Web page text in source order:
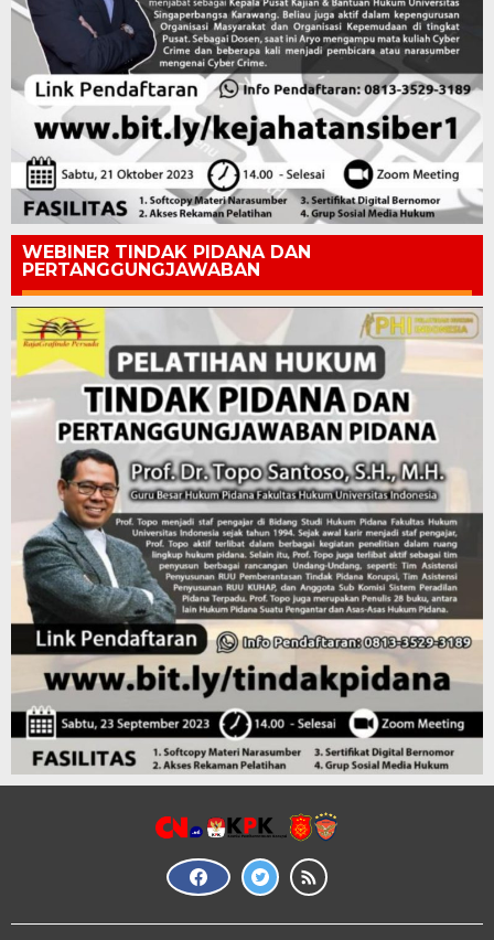
WEBINER TINDAK PIDANA DAN
PERTANGGUNGJAWABAN